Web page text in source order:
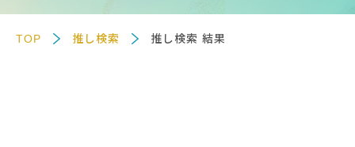
TOP 推し検索 推し検索 結果